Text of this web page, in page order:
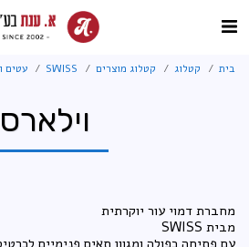
בית קטלוג קטלוג מוצרים SWISS עטים
וילארס